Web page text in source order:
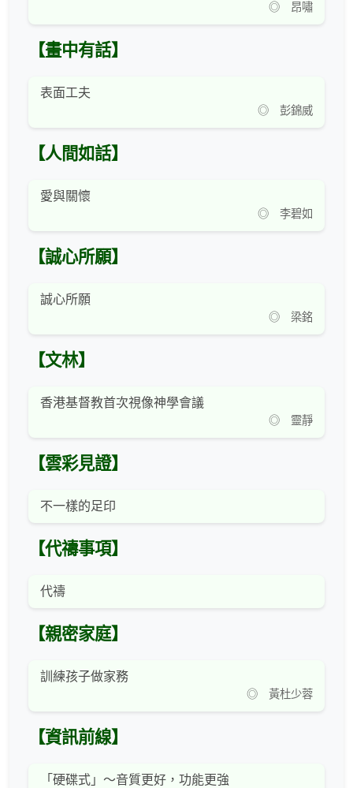
◎ 昂嘯
【畫中有話】
表面工夫
◎ 彭錦威
【人間如話】
愛與關懷
◎ 李碧如
【誠心所願】
誠心所願
◎ 梁銘
【文林】
香港基督教首次視像神學會議
◎ 靈靜
【雲彩見證】
不一樣的足印
【代禱事項】
代禱
【親密家庭】
訓練孩子做家務
◎ 黃杜少蓉
【資訊前線】
「硬碟式」～音質更好，功能更強